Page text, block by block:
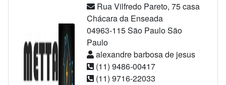
Rua Vilfredo Pareto,75casa
Chácara da Enseada
04963-115São PauloSão
Paulo
alexandre barbosa de jesus
(11) 9486-00417
(11) 9716-22033